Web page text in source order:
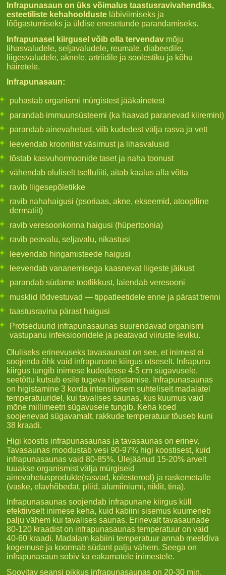
Infrapunasaun on üks võimalus taastusravivahendiks,
esteetiliste kehahoolduste läbiviimiseks ja
lõõgastumiseks ja üldise enesetunde parandamiseks.
Infrapunasel kiirgusel võib olla tervendav mõju
lihasvaludele, seljavaludele, reumale, diabeedile,
liigesvaludele, aknele, artriidile ja soolestiku ja kõhu
häiretele.
Infrapunasaun:
puhastab organismi mürgistest jääkainetest
parandab immuunsüsteemi (ka haavad paranevad kiiremini)
parandab ainevahetust, viib kudedest välja rasva ja vett
leevendab kroonilist väsimust ja lihasvalusid
tõstab kasvuhormoonide taset ja naha toonust
vähendab oluliselt tselluliiti, aitab kaalus alla võtta
ravib liigesepõletikke
ravib nahahaigusi (psoriaas, akne, ekseemid, atoopiline
dermatiit)
ravib veresoonkonna haigusi (hüpertoonia)
ravib peavalu, seljavalu, nikastusi
leevendab hingamisteede haigusi
leevendab vananemisega kaasnevat liigeste jäikust
parandab südame tootlikkust, laiendab veresooni
musklid lõdvestuvad — tippatleetidele enne ja pärast trenni
taastusravina pärast haigusi
Protseduurid infrapunasaunas suurendavad organismi
vastupanu infeksioonidele ja peatavad viiruste leviku.
Oluliseks erinevuseks tavasaunast on see, et inimest ei
soojenda õhk vaid infrapunane kiirgus otseselt. Infrapuna
kiirgus tungib inimese kudedesse 4-5 cm sügavusele,
seetõttu kutsub esile tugeva higistamise. Infrapunasaunas
on higistamine 3 korda intensiivsem suhteliselt madalatel
temperatuuridel, kui tavalises saunas, kus kuumus vaid
mõne millimeetri sügavusele tungib. Keha koed
soojenevad sügavamalt, rakkude temperatuur tõuseb kuni
38 kraadi.
Higi koostis infrapunasaunas ja tavasaunas on erinev.
Tavasaunas moodustab vesi 90-97% higi koostisest, kuid
infrapunasaunas vaid 80-85%. Ülejäänud 15-20% arvelt
tuuakse organismist välja mürgiseid
ainevahetusprodukte(rasvad, kolesterool) ja raskemetalle
(vaske, elavhõbedat, pliid, alumiiniumi, niklit, tina).
Infrapunasaunas soojendab infrapunane kiirgus küll
efektiivselt inimese keha, kuid kabiini sisemus kuumeneb
palju vähem kui tavalises saunas. Erinevalt tavasaunade
80-120 kraadist on infrapunasaunas temperatuur on vaid
40-60 kraadi. Madalam kabiini temperatuur annab meeldiva
kogemuse ja koormab südant palju vähem. Seega on
infrapunasaun sobiv ka eakamatele inimestele.
Soovitav seansi pikkus infrapunasaunas on 20-30 min,